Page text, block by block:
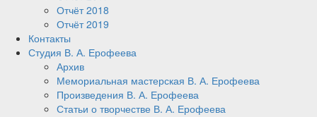
Отчёт 2018
Отчёт 2019
Контакты
Студия В. А. Ерофеева
Архив
Мемориальная мастерская В. А. Ерофеева
Произведения В. А. Ерофеева
Статьи о творчестве В. А. Ерофеева